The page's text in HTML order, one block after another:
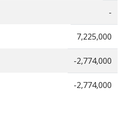
-
7,225,000
-2,774,000
-2,774,000